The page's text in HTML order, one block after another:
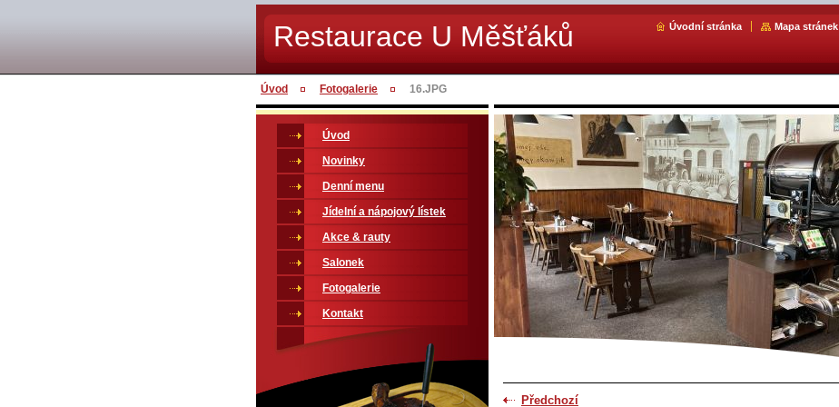
Restaurace U Měšťáků Úvodní stránka Mapa stránek
Úvod Fotogalerie 16.JPG
Předchozí
Úvod
Novinky
Denní menu
Jídelní a nápojový lístek
Akce & rauty
Salonek
Fotogalerie
Kontakt